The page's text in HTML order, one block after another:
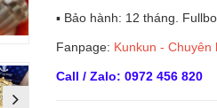
▪️ Bảo hành: 12 tháng.
Fanpage: Kunkun -
Call / Zalo: 0972 456 820